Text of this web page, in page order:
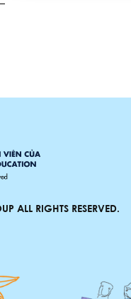
ALL RIGHTS RESERVED.